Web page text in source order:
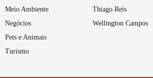
Meio Ambiente
Negócios
Pets e Animais
Turismo
Thiago Reis
Wellington Campos